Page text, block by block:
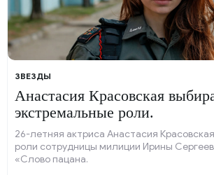
ЗВЕЗДЫ
Анастасия Красовская
экстремальные роли.
26-летняя актриса Анастасия
роли сотрудницы милиции Ирины
«Слово пацана.